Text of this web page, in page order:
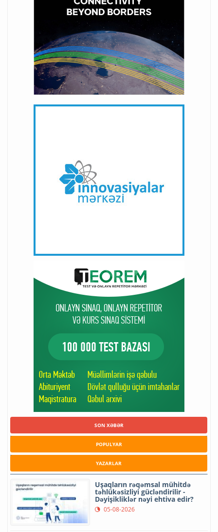
SON XƏBƏR
POPULYAR
YAZARLAR
Uşaqların rəqəmsal mühitdə
təhlükəsizliyi gücləndirilir -
Dəyişikliklər nəyi ehtiva edir?
05-08-2026